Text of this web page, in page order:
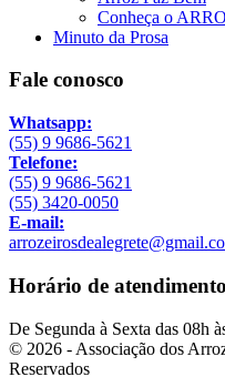
Conheça o
Minuto da Prosa
Fale conosco
Whatsapp:
(55) 9 9686-5621
Telefone:
(55) 9 9686-5621
(55) 3420-0050
E-mail:
Horário de atendimento
De Segunda à Sexta das 08h
© 2026 - Associação dos
Reservados